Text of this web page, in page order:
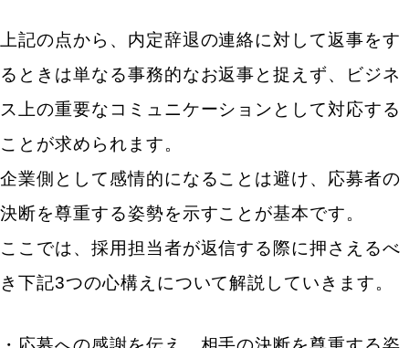
上記の点から、内定辞退の連絡に対して返事をす
るときは単なる事務的なお返事と捉えず、ビジネ
ス上の重要なコミュニケーションとして対応する
ことが求められます。
企業側として感情的になることは避け、応募者の
決断を尊重する姿勢を示すことが基本です。
ここでは、採用担当者が返信する際に押さえるべ
き下記3つの心構えについて解説していきます。